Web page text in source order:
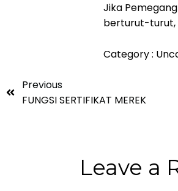
Jika
berturut-turut,
Category :
Previous
FUNGSI SERTIFIKAT MEREK
Leave a